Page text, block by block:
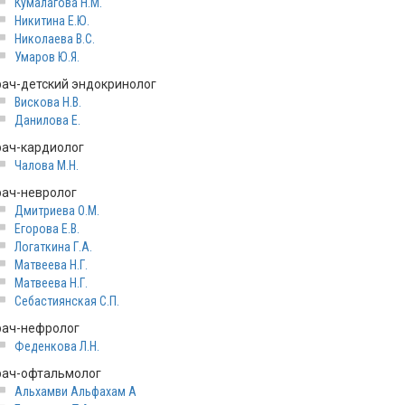
Никитина Е.Ю.
Николаева В.С.
Умаров Ю.Я.
детский эндокринолог
Вискова Н.В.
Данилова Е.
кардиолог
Чалова М.Н.
невролог
Дмитриева О.М.
Егорова Е.В.
Логаткина Г.А.
Матвеева Н.Г.
Матвеева Н.Г.
Себастиянская С.П.
нефролог
Феденкова Л.Н.
офтальмолог
Альхамви Альфахам А